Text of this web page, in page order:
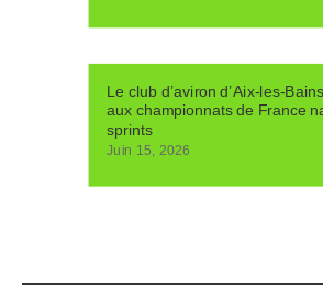
Le club d’aviron d’Aix-les-
aux championnats de France
sprints
Juin 15, 2026